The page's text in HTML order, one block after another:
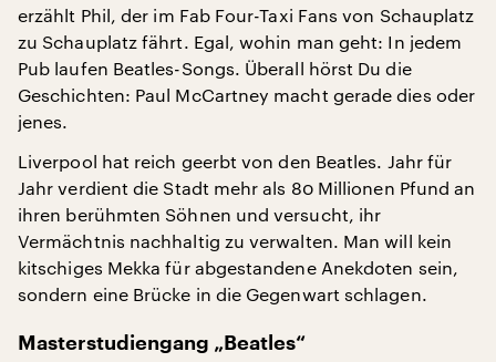
erzählt Phil, der im Fab Four-Taxi Fans von Schauplatz
zu Schauplatz fährt. Egal, wohin man geht: In jedem
Pub laufen Beatles-Songs. Überall hörst Du die
Geschichten: Paul McCartney macht gerade dies oder
jenes.
Liverpool hat reich geerbt von den Beatles. Jahr für
Jahr verdient die Stadt mehr als 80 Millionen Pfund an
ihren berühmten Söhnen und versucht, ihr
Vermächtnis nachhaltig zu verwalten. Man will kein
kitschiges Mekka für abgestandene Anekdoten sein,
sondern eine Brücke in die Gegenwart schlagen.
Masterstudiengang „Beatles“